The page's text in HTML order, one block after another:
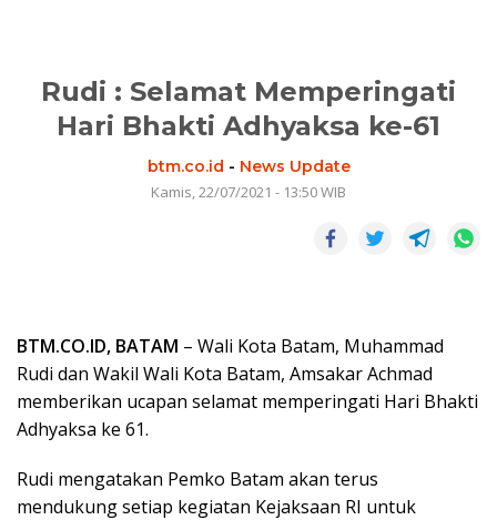
Rudi : Selamat Memperingati
Hari Bhakti Adhyaksa ke-61
btm.co.id - News Update
Kamis, 22/07/2021 - 13:50 WIB
BTM.CO.ID, BATAM – Wali Kota Batam, Muhammad
Rudi dan Wakil Wali Kota Batam, Amsakar Achmad
memberikan ucapan selamat memperingati Hari Bhakti
Adhyaksa ke 61.
Rudi mengatakan Pemko Batam akan terus
mendukung setiap kegiatan Kejaksaan RI untuk